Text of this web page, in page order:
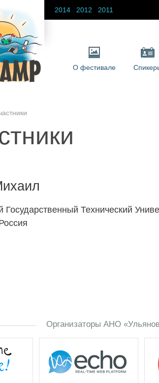
2014 2012 2011
О фестивале
Государственный Технический
Организаторы АНО